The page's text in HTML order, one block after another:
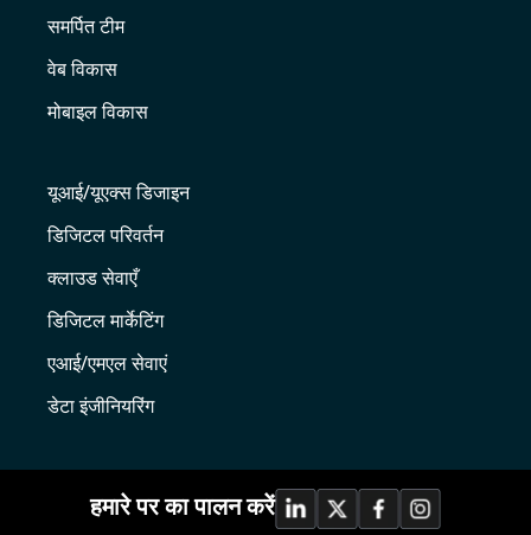
समर्पित टीम
वेब विकास
मोबाइल विकास
यूआई/यूएक्स डिजाइन
डिजिटल परिवर्तन
क्लाउड सेवाएँ
डिजिटल मार्केटिंग
एआई/एमएल सेवाएं
डेटा इंजीनियरिंग
हमारे पर का पालन करें